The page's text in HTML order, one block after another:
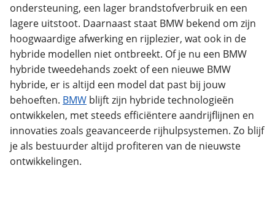
ondersteuning, een lager brandstofverbruik en een
lagere uitstoot. Daarnaast staat BMW bekend om zijn
hoogwaardige afwerking en rijplezier, wat ook in de
hybride modellen niet ontbreekt. Of je nu een BMW
hybride tweedehands zoekt of een nieuwe BMW
hybride, er is altijd een model dat past bij jouw
behoeften. BMW blijft zijn hybride technologieën
ontwikkelen, met steeds efficiëntere aandrijflijnen en
innovaties zoals geavanceerde rijhulpsystemen. Zo blijf
je als bestuurder altijd profiteren van de nieuwste
ontwikkelingen.